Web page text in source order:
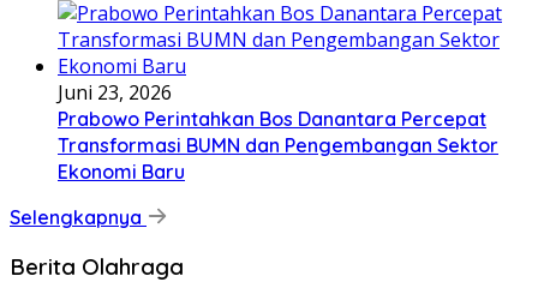
Juni 23, 2026
Prabowo Perintahkan Bos Danantara Percepat
Transformasi BUMN dan Pengembangan Sektor
Ekonomi Baru
Selengkapnya
Berita Olahraga